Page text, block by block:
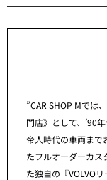
”CAR SHOP Mでは
門店》として、’90
帝人時代の車両まで
たフルオーダーカス
た独自の『VOLVO